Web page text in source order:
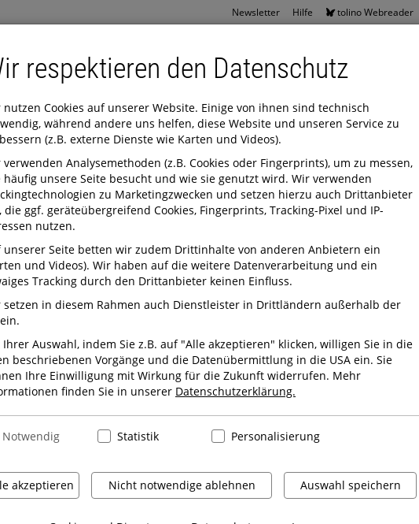
respektieren den Datenschutz
nutzen Cookies auf unserer Website. Einige von ihnen sind technisch
während andere uns helfen, diese Website und unseren Service zu
(z.B. externe Dienste wie Karten und Videos).
verwenden Analysemethoden (z.B. Cookies oder Fingerprints), um zu messen,
häufig unsere Seite besucht und wie sie genutzt wird. Wir verwenden
zu Marketingzwecken und setzen hierzu auch Drittanbieter
die ggf. geräteübergreifend Cookies, Fingerprints, Tracking-Pixel und IP-
nutzen.
unserer Seite betten wir zudem Drittinhalte von anderen Anbietern ein
und Videos). Wir haben auf die weitere Datenverarbeitung und ein
Tracking durch den Drittanbieter keinen Einfluss.
setzen in diesem Rahmen auch Dienstleister in Drittländern außerhalb der
Auswahl, indem Sie z.B. auf "Alle akzeptieren" klicken, willigen Sie in die
beschriebenen Vorgänge und die Datenübermittlung in die USA ein. Sie
Ihre Einwilligung mit Wirkung für die Zukunft widerrufen. Mehr
finden Sie in unserer Datenschutzerklärung.
Notwendig Statistik Personalisierung
akzeptieren Nicht notwendige ablehnen Auswahl speichern
Newsletter Hilfe tolino Webreader